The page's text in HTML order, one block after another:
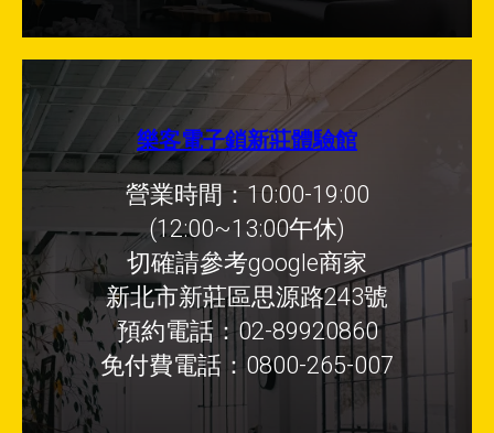
樂客電子鎖新莊體驗館
營業時間：10:00-19:00
(12:00~13:00午休)
切確請參考google商家
新北市新莊區思源路243號
預約電話：02-89920860
免付費電話：0800-265-007